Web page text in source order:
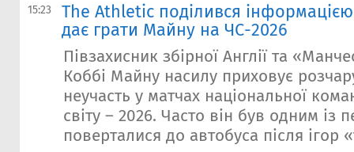
15:23
The Athletic поділився
дає грати Майну на ЧС-2026
Півзахисник збірної Англії та
Коббі Майну насилу приховує
неучасть у матчах національної
світу – 2026. Часто він був одним із
поверталися до автобуса після ігор